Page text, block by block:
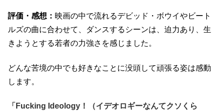
評価・感想： 映画の中で流れるデビッド・ボウイやビート
ルズの曲に合わせて、ダンスするシーンは、迫力あり、生
きようとする若者の力強さを感じました。
どんな苦境の中でも好きなことに没頭して頑張る姿は感動
します。
「Fucking Ideology！（イデオロギーなんてクソくら